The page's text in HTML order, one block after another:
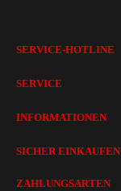
SERVICE-HOTLINE
SERVICE
INFORMATIONEN
SICHER EINKAUFEN
ZAHLUNGSARTEN